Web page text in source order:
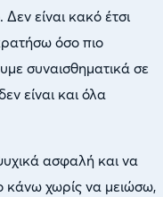
είναι κακό έτσι
όσο πιο
συναισθηματικά σε
είναι και όλα
ασφαλή και να
κάνω χωρίς να μειώσω,